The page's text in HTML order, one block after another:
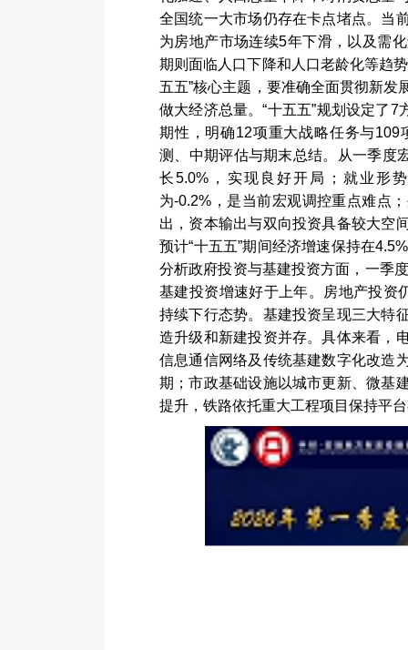
全国统一大市场仍存在卡点堵点。当
为房地产市场连续5年下滑，以及需
期则面临人口下降和人口老龄化等趋
五五”核心主题，要准确全面贯彻新发
做大经济总量。“十五五”规划设定了7
期性，明确12项重大战略任务与109
测、中期评估与期末总结。从一季度
长5.0% ，实现良好开局；就业形
为-0.2% ，是当前宏观调控重点难点
出，资本输出与双向投资具备较大空
预计“十五五”期间经济增速保持在
分析政府投资与基建投资方面，一季
基建投资增速好于上年。房地产投资
持续下行态势。基建投资呈现三大特
造升级和新建投资并存。具体来看，
信息通信网络及传统基建数字化改造
期；市政基础设施以城市更新、微基
提升，铁路依托重大工程项目保持平